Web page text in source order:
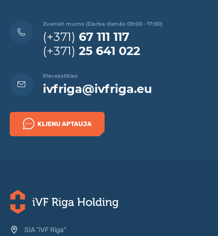
Zvaniet mums (Darba dienās 09:00 - 17:00)
(+371) 67 111 117
(+371) 25 641 022
Pierakstīties
ivfriga@ivfriga.eu
KLIENU APTAUJA
SIA "iVF Riga"